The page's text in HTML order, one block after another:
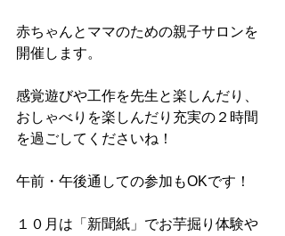
赤ちゃんとママのための親子サロンを
開催します。
感覚遊びや工作を先生と楽しんだり、
おしゃべりを楽しんだり充実の２時間
を過ごしてくださいね！
午前・午後通しての参加もOKです！
１０月は「新聞紙」でお芋掘り体験や